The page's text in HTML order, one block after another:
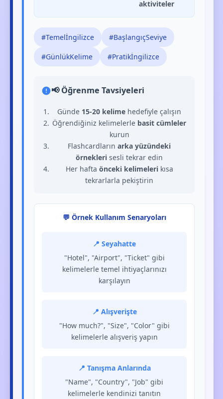
aktiviteler
#Temelİngilizce #BaşlangıçSeviye
#GünlükKelime #Pratikİngilizce
📢 Öğrenme Tavsiyeleri
Günde 15-20 kelime hedefiyle çalışın
Öğrendiğiniz kelimelerle basit cümleler
kurun
Flashcardlarınarka yüzündeki
örnekleri sesli tekrar edin
Her hafta önceki kelimelerikısa
tekrarlarla pekiştirin
💬 Örnek Kullanım Senaryoları
📍 Seyahatte
"Hotel", "Airport", "Ticket" gibi
kelimelerle temel ihtiyaçlarınızı
karşılayın
📍 Alışverişte
"How much?", "Size", "Color" gibi
kelimelerle alışveriş yapın
📍 Tanışma Anlarında
"Name", "Country", "Job" gibi
kelimelerle kendinizi tanıtın